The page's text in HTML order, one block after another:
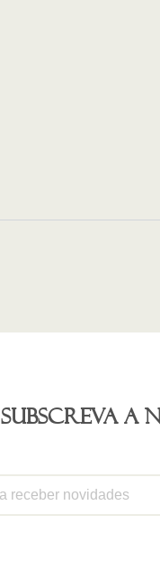
Subscreva a